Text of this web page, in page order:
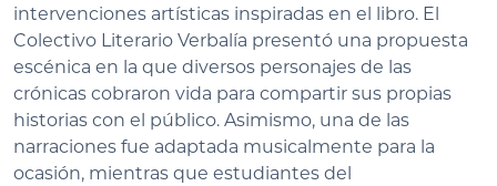
intervenciones artísticas inspiradas en el libro. El
Colectivo Literario Verbalía presentó una propuesta
escénica en la que diversos personajes de las
crónicas cobraron vida para compartir sus propias
historias con el público. Asimismo, una de las
narraciones fue adaptada musicalmente para la
ocasión, mientras que estudiantes del